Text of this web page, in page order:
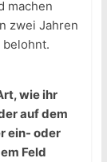
machen
zwei Jahren
wie ihr
auf dem
ein- oder
Feld